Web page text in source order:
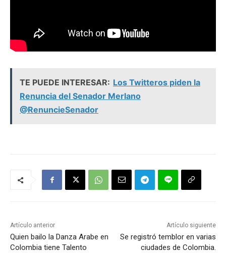
TE PUEDE INTERESAR: Los Twitteros piden la
Renuncia del Senador Merlano
@RenuncieSenador
Artículo anterior
Quien bailo la Danza Arabe en
Colombia tiene Talento
Artículo siguiente
Se registró temblor en varias
ciudades de Colombia.